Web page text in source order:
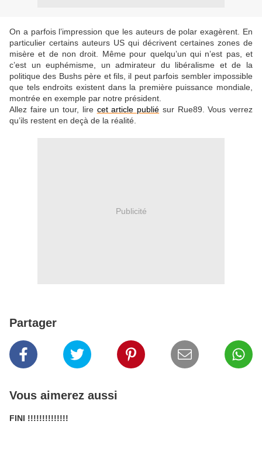
On a parfois l’impression que les auteurs de polar exagèrent. En
particulier certains auteurs US qui décrivent certaines zones de
misère et de non droit. Même pour quelqu’un qui n’est pas, et
c’est un euphémisme, un admirateur du libéralisme et de la
politique des Bushs père et fils, il peut parfois sembler impossible
que tels endroits existent dans la première puissance mondiale,
montrée en exemple par notre président.
Allez faire un tour, lire cet article publié sur Rue89. Vous verrez
qu’ils restent en deçà de la réalité.
Publicité
Partager
Vous aimerez aussi
FINI !!!!!!!!!!!!!!